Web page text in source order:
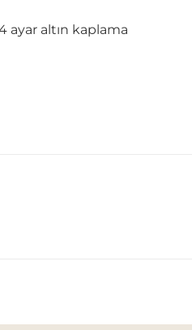
ayar altın kaplama